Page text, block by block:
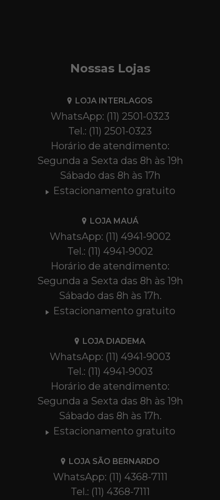
Nossas Lojas
LOJA INTERLAGOS
WhatsApp: (11) 2501-0323
Tel.: (11) 2501-0323
Horário de atendimento:
Segunda a Sexta das 8h às 19h
Sábado das 8h às 17h
Estacionamento gratuito
LOJA MAUÁ
WhatsApp: (11) 4941-9002
Tel.: (11) 4941-9002
Horário de atendimento:
Segunda a Sexta das 8h às 19h
Sábado das 8h às 17h.
Estacionamento gratuito
LOJA DIADEMA
WhatsApp: (11) 4941-9003
Tel.: (11) 4941-9003
Horário de atendimento:
Segunda a Sexta das 8h às 19h
Sábado das 8h às 17h.
Estacionamento gratuito
LOJA SÃO BERNARDO
WhatsApp: (11) 4368-7111
Tel.: (11) 4368-7111